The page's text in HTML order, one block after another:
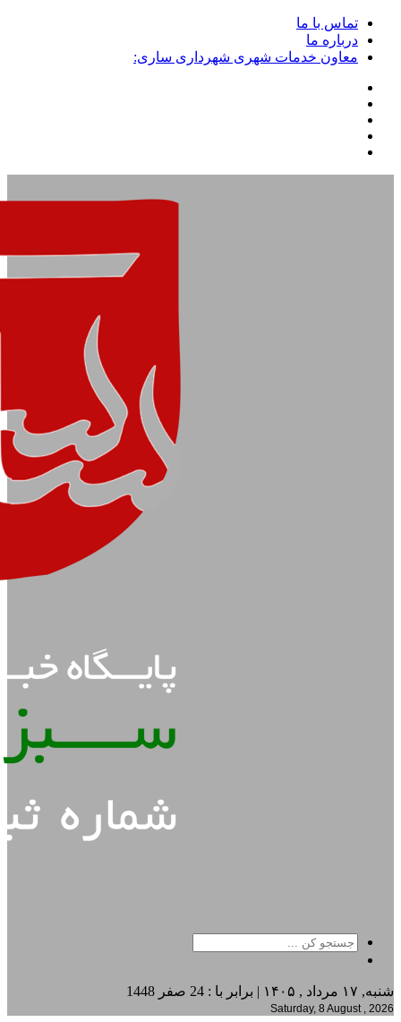
تماس با ما
درباره ما
معاون خدمات شهری شهرداری ساری:
شنبه, ۱۷ مرداد , ۱۴۰۵ | برابر با : 24 صفر 1448
Saturday, 8 August , 2026